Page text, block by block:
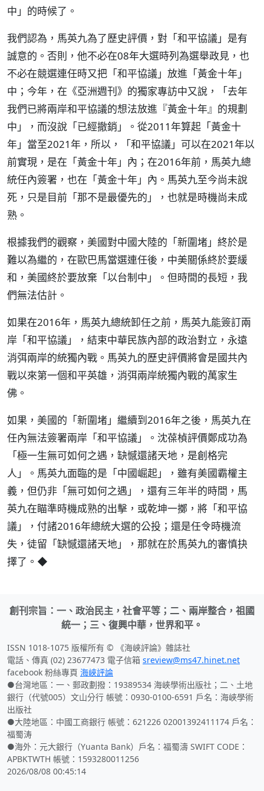
中」的時候了。
我們認為，馬英九為了歷史評價，對「和平協議」是有
誠意的。否則，他不必在08年大選時列為選舉政見，也
不必在競選連任時又把「和平協議」放進「黃金十年」
中；今年，在《亞洲週刊》的獨家專訪中又說，「去年
我們已將兩岸和平協議的想法放進『黃金十年』的規劃
中」，而沒說「已經撤銷」。從2011年算起「黃金十
年」當至2021年，所以，「和平協議」可以在2021年以
前實現，是在「黃金十年」內；在2016年前，馬英九總
統任內簽署，也在「黃金十年」內。馬英九至今尚未說
死，只是目前「那不是最優先的」，也就是時機尚未成
熟。
根據我們的觀察，美國對中國大陸的「新圍堵」終於是
難以為繼的，在歐巴馬當選連任後，中美關係終於要緩
和，美國終於要放棄「以台制中」。但時間的長短，我
們無法估計。
如果在2016年，馬英九總統卸任之前，馬英九能簽訂兩
岸「和平協議」，結束中華民族內部的政治對立，永遠
消弭兩岸的統獨內戰。馬英九的歷史評價將會是國共內
戰以來第一個和平英雄，消弭兩岸統獨內戰的萬家生
佛。
如果，美國的「新圍堵」繼續到2016年之後，馬英九在
任內無法簽署兩岸「和平協議」。沈葆楨評價鄭成功為
「極一生無可如何之遇，缺憾還諸天地，是創格完
人」。馬英九面臨的是「中國崛起」，雖有美國霸權主
義，但仍非「無可如何之遇」，還有三年半的時間，馬
英九在瞄準時機成熟的出擊，或乾坤一擲，將「和平協
議」，付諸2016年總統大選的公投；還是任令時機流
失，徒留「缺憾還諸天地」，那就在於馬英九的審慎抉
擇了。◆
創刊宗旨：一、政治民主，社會平等；二、兩岸整合，祖國
統一；三、復興中華，世界和平。
ISSN 1018-1075 版權所有 © 《海峽評論》雜誌社
電話、傳真 (02) 23677473 電子信箱 sreview@ms47.hinet.net
facebook 粉絲專頁 海峽評論
●台灣地區：一、郵政劃撥：19389534 海峽學術出版社；二、土地
銀行（代號005）文山分行 帳號：0930-0100-6591 戶名：海峽學術
出版社
●大陸地區：中國工商銀行 帳號：621226 02001392411174 戶名：
福蜀涛
●海外：元大銀行（Yuanta Bank）戶名：福蜀濤 SWIFT CODE：
APBKTWTH 帳號：1593280011256
2026/08/08 00:45:14